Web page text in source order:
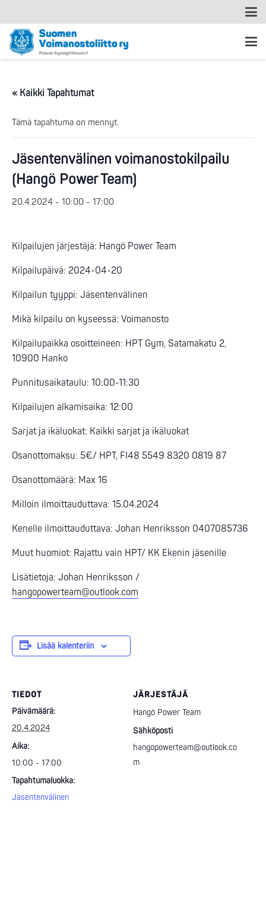
« Kaikki Tapahtumat
Tämä tapahtuma on mennyt.
Jäsentenvälinen voimanostokilpailu
(Hangö Power Team)
20.4.2024 - 10:00 - 17:00
Kilpailujen järjestäjä: Hangö Power Team
Kilpailupäivä: 2024-04-20
Kilpailun tyyppi: Jäsentenvälinen
Mikä kilpailu on kyseessä: Voimanosto
Kilpailupaikka osoitteineen: HPT Gym, Satamakatu 2,
10900 Hanko
Punnitusaikataulu: 10:00-11:30
Kilpailujen alkamisaika: 12:00
Sarjat ja ikäluokat: Kaikki sarjat ja ikäluokat
Osanottomaksu: 5€/ HPT, FI48 5549 8320 0819 87
Osanottomäärä: Max 16
Milloin ilmoittauduttava: 15.04.2024
Kenelle ilmoittauduttava: Johan Henriksson 0407085736
Muut huomiot: Rajattu vain HPT/ KK Ekenin jäsenille
Lisätietoja: Johan Henriksson /
hangopowerteam@outlook.com
Lisää kalenteriin
TIEDOT
Päivämäärä:
20.4.2024
Aika:
10:00 - 17:00
Tapahtumaluokka:
Jäsentenvälinen
JÄRJESTÄJÄ
Hangö Power Team
Sähköposti
hangopowerteam@outlook.co
m